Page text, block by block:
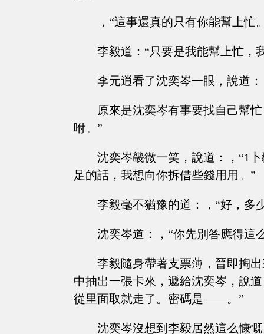
，“這事還真的只有你能幫上忙
李毅道：“只要是我能幫上忙，
李元逍看了沈奕岑一眼，說道
原來是沈奕岑有事要找自己幫
咐。”
沈奕岑畿微一笑，說道：，“1
足的話，我想向你拆借些錢用用。”
李毅毫不猶豫的道：，“好，多
沈奕岑道：，“你先別答應得這
李毅隨身帶著支票薄，晉即掏
中抽出一張卡來，遞給沈奕岑，說
從里面取就走了。密碼是——。”
沈奕岑沒想到李毅居然這么慷